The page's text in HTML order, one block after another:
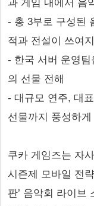
과 게임 내에서 음
- 총 3부로 구성된
적과 전설이 쓰여
- 한국 서버 운영
의 선물 전해
- 대규모 연주, 대
선물까지 풍성하게
쿠카 게임즈는 자
시즌제 모바일 전
판’ 음악회 라이브